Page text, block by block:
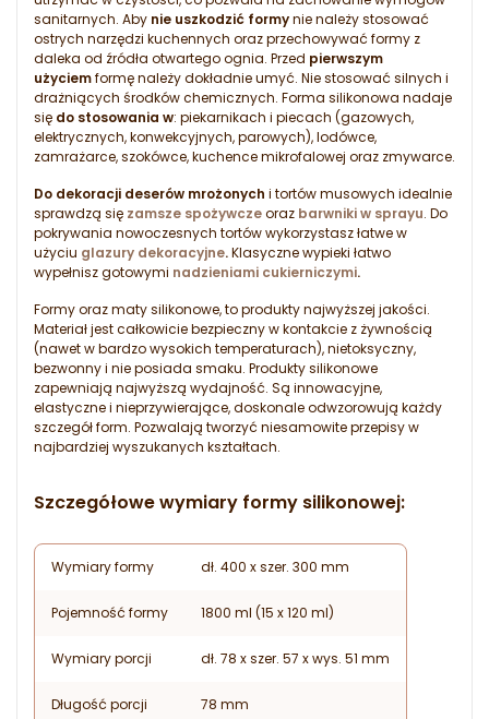
sanitarnych. Aby nie uszkodzić formynie należy stosować
ostrych narzędzi kuchennych oraz przechowywać formy z
daleka od źródła otwartego ognia. Przed pierwszym
użyciemformę należy dokładnie umyć. Nie stosować silnych i
drażniących środków chemicznych. Forma silikonowa nadaje
się do stosowania w: piekarnikach i piecach (gazowych,
elektrycznych, konwekcyjnych, parowych), lodówce,
zamrażarce, szokówce, kuchence mikrofalowej oraz zmywarce.
Do dekoracji deserów mrożonych i tortów musowych idealnie
sprawdzą się zamsze spożywczeoraz barwniki w sprayu. Do
pokrywania nowoczesnych tortów wykorzystasz łatwe w
użyciu glazury dekoracyjne.Klasyczne wypieki łatwo
wypełnisz gotowymi nadzieniami cukierniczymi.
Formy oraz maty silikonowe, to produkty najwyższej jakości.
Materiał jest całkowicie bezpieczny w kontakcie z żywnością
(nawet w bardzo wysokich temperaturach), nietoksyczny,
bezwonny i nie posiada smaku. Produkty silikonowe
zapewniają najwyższą wydajność. Są innowacyjne,
elastyczne i nieprzywierające, doskonale odwzorowują każdy
szczegół form. Pozwalają tworzyć niesamowite przepisy w
najbardziej wyszukanych kształtach.
Szczegółowe wymiary formy silikonowej:
Wymiary formy dł. 400 x szer. 300 mm
Pojemność formy 1800 ml (15 x 120 ml)
Wymiary porcji dł. 78 x szer. 57 x wys. 51 mm
Długość porcji 78 mm